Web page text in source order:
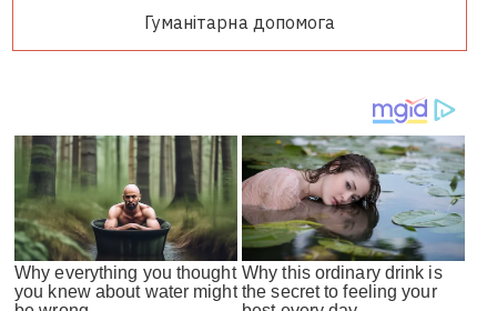
Гуманітарна допомога